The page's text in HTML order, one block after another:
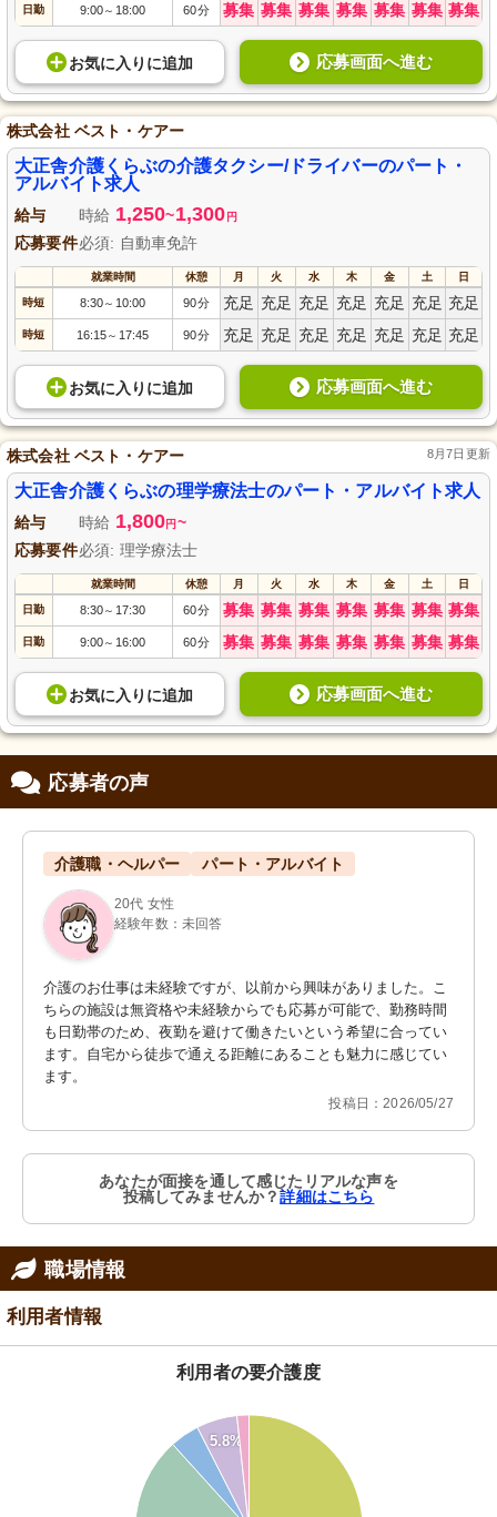
日勤 9:00～ 18:00 60分 募集 募集 募集 募集 募集 募集 募集
お気に入り に追加 応募画面へ進む
株式会社 ベスト・ケアー
大正舎介護くらぶの介護タクシー/ドライバーのパート・
アルバイト求人
給与 時給 1,250~1,300 円
応募要件必須: 自動車免許
就業時間 休憩 月 火 水 木 金 土 日
時短 8:30～ 10:00 90分 充足 充足 充足 充足 充足 充足 充足
時短 16:15～ 17:45 90分 充足 充足 充足 充足 充足 充足 充足
お気に入り に追加 応募画面へ進む
株式会社 ベスト・ケアー 8月7日更新
大正舎介護くらぶの理学療法士のパート・アルバイト求人
給与 時給 1,800円 ~
応募要件必須: 理学療法士
就業時間 休憩 月 火 水 木 金 土 日
日勤 8:30～ 17:30 60分 募集 募集 募集 募集 募集 募集 募集
日勤 9:00～ 16:00 60分 募集 募集 募集 募集 募集 募集 募集
お気に入り に追加 応募画面へ進む
応募者の声
介護職・ヘルパー パート・アルバイト
20代 女性
経験年数：未回答
介護のお仕事は未経験ですが、以前から興味がありました。こ
ちらの施設は無資格や未経験からでも応募が可能で、勤務時間
も日勤帯のため、夜勤を避けて働きたいという希望に合ってい
ます。自宅から徒歩で通える距離にあることも魅力に感じてい
ます。
投稿日：2026/05/27
あなたが面接を通して感じたリアルな声を
投稿してみませんか？詳細はこちら
職場情報
利用者情報
利用者の要介護度
5.8%